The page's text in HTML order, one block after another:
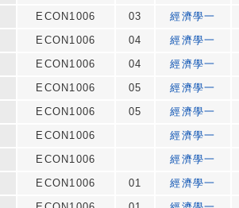
ECON1006 03
經濟學一
ECON1006 04
經濟學一
ECON1006 04
經濟學一
ECON1006 05
經濟學一
ECON1006 05
經濟學一
ECON1006
經濟學一
ECON1006
經濟學一
ECON1006 01
經濟學一